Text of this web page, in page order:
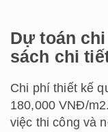
Dự toán
sách chi
Chi phí thiết kế
180,000 VNĐ/
việc thi công và